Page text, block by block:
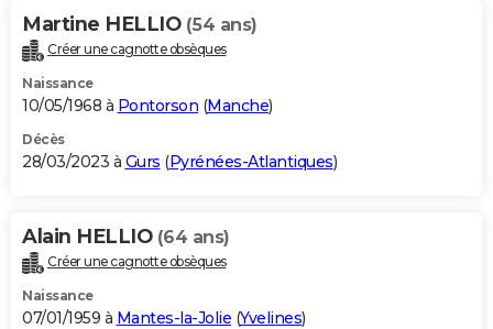
Martine HELLIO (54 ans)
Créer une cagnotte obsèques
Naissance
10/05/1968 à Pontorson (Manche)
Décès
28/03/2023 à Gurs (Pyrénées-Atlantiques)
Alain HELLIO (64 ans)
Créer une cagnotte obsèques
Naissance
07/01/1959 à Mantes-la-Jolie (Yvelines)